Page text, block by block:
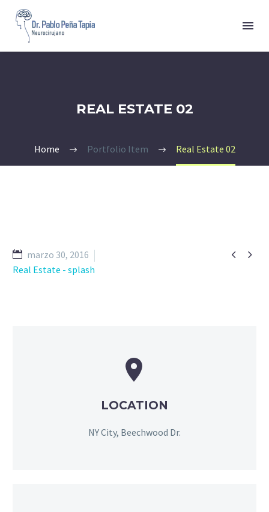
REAL ESTATE 02
Home Portfolio Item Real Estate 02
 
marzo 30, 2016
Real Estate - splash


LOCATION
NY City, Beechwood Dr.